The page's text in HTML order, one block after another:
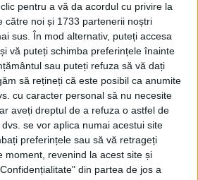
pentru a vă da acordul cu privire la
către noi și 1733 partenerii noștri
sus. În mod alternativ, puteți accesa
vă puteți schimba preferințele înainte
sau puteți refuza să vă dați
să rețineți că este posibil ca anumite
cu caracter personal să nu necesite
aveți dreptul de a refuza o astfel de
se vor aplica numai acestui site
preferințele sau să vă retrageți
moment, revenind la acest site și
din partea de jos a
câmpie se făcea şi bâlciul
Bucureşti, numit
băltăreţul cu
românii
făceau jocurile şi
chiar a